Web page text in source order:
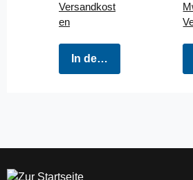
Versandkost
en
In den Warenkorb